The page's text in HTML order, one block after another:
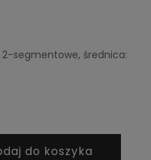
segmentowe, średnica:
do koszyka